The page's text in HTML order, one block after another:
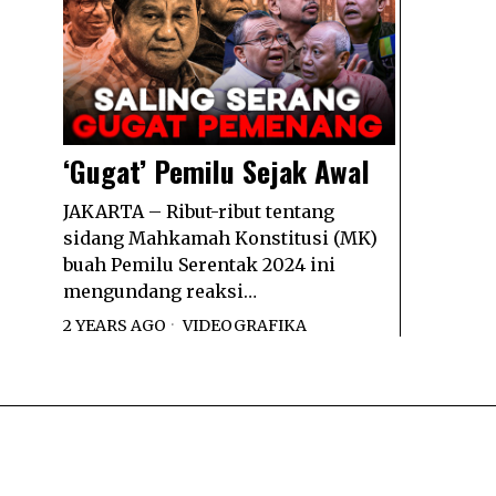
‘Gugat’ Pemilu Sejak Awal
JAKARTA – Ribut-ribut tentang
sidang Mahkamah Konstitusi (MK)
buah Pemilu Serentak 2024 ini
mengundang reaksi…
2 YEARS AGO VIDEOGRAFIKA